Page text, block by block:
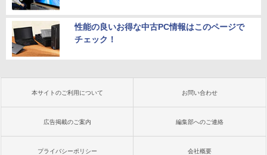
性能の良いお得な中古PC情報はこのページで
チェック！
本サイトのご利用について お問い合わせ
広告掲載のご案内 編集部へのご連絡
プライバシーポリシー 会社概要